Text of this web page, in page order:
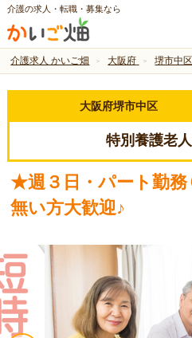
介護の求人・転職・募集なら
介護求人 かいご畑 大阪府 堺市中区
大阪府堺市中区
特別養護老
★週３日・パート勤
無い方大歓迎♪